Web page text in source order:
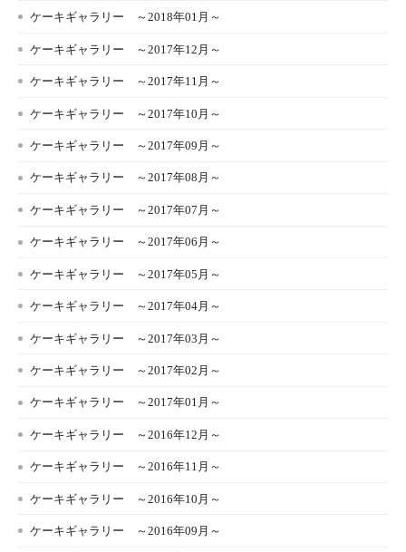
ケーキギャラリー ～2018年01月～
ケーキギャラリー ～2017年12月～
ケーキギャラリー ～2017年11月～
ケーキギャラリー ～2017年10月～
ケーキギャラリー ～2017年09月～
ケーキギャラリー ～2017年08月～
ケーキギャラリー ～2017年07月～
ケーキギャラリー ～2017年06月～
ケーキギャラリー ～2017年05月～
ケーキギャラリー ～2017年04月～
ケーキギャラリー ～2017年03月～
ケーキギャラリー ～2017年02月～
ケーキギャラリー ～2017年01月～
ケーキギャラリー ～2016年12月～
ケーキギャラリー ～2016年11月～
ケーキギャラリー ～2016年10月～
ケーキギャラリー ～2016年09月～